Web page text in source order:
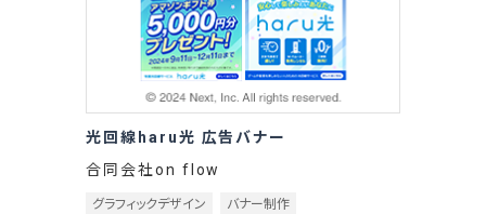
光回線haru光 広告バナー
合同会社on flow
グラフィックデザイン バナー制作